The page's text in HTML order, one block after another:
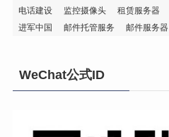
电话建设
监控摄像头 租赁服务器
进军中国
邮件托管服务 邮件服务器
WeChat公式ID